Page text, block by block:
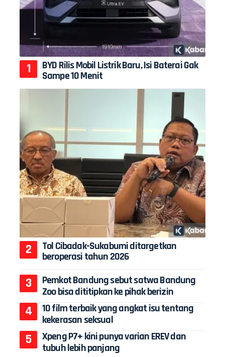
BYD Rilis Mobil Listrik Baru, Isi Baterai Gak
Sampe 10 Menit
Tol Cibadak-Sukabumi ditargetkan
beroperasi tahun 2026
Pemkot Bandung sebut satwa Bandung
Zoo bisa dititipkan ke pihak berizin
10 film terbaik yang angkat isu tentang
kekerasan seksual
Xpeng P7+ kini punya varian EREV dan
tubuh lebih panjang